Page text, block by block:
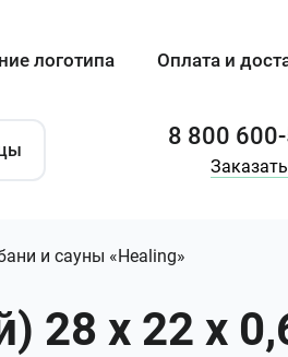
логотипа Оплата и
8 800
и сауны «Healing»
28 х 22 х